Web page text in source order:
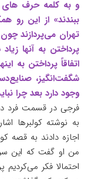
و به کلمه حرف
ببندند» از این رو
تهران می‌پردازند
پرداختن به آنها
اتفاقاً پرداختن به
شگفت‌انگیز،
وجود دارد بعد چرا
فرجی در قسمت فرد
به نوشته کولبرها
اجازه دادند به قصه
من او گفت که این
احتمالا فکر